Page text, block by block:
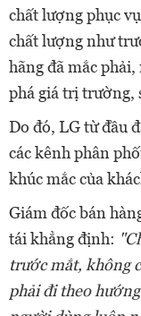
chất lượng phục
chất lượng như
hãng đã mắc
phá giá trị trường,
Do đó, LG từ đầu
các kênh phân
khúc mắc của
Giám đốc bán
tái khẳng định:
trước mắt, không
phải đi theo